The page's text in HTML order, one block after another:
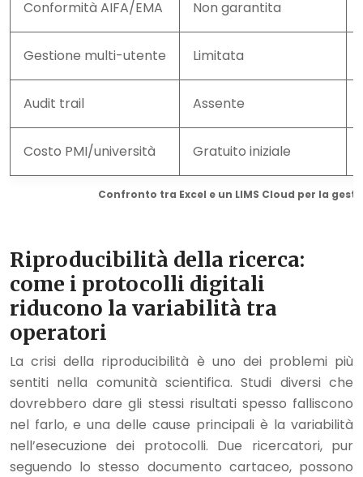
Confronto tra Excel e un LIMS Cloud per la
Conformità AIFA/EMA Non garantita
Gestione multi-utente Limitata
Audit trail Assente
Costo PMI/università Gratuito iniziale
Riproducibilità della ricerca:
come i protocolli digitali
riducono la variabilità tra
operatori
La crisi della riproducibilità è uno dei problemi più
sentiti nella comunità scientifica. Studi diversi che
dovrebbero dare gli stessi risultati spesso falliscono
nel farlo, e una delle cause principali è la variabilità
nell’esecuzione dei protocolli. Due ricercatori, pur
seguendo lo stesso documento cartaceo, possono